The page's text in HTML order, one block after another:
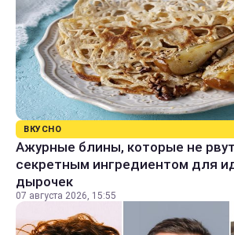
ВКУСНО
Ажурные блины, которые не
секретным ингредиентом для
дырочек
07 августа 2026, 15:55